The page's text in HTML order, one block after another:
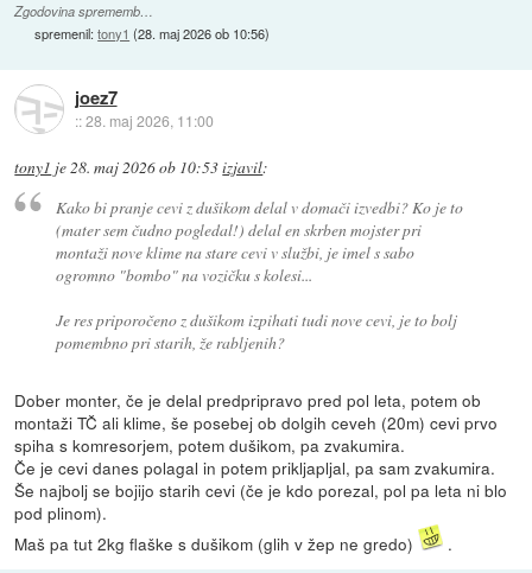
Zgodovina sprememb…
spremenil:tony1 (28. maj 2026 ob 10:56)
joez7
::28. maj 2026, 11:00
tony1 je28. maj 2026 ob 10:53izjavil:
Kako bi pranje cevi z dušikom delal v domači izvedbi? Ko je to
(mater sem čudno pogledal!) delal en skrben mojster pri
montaži nove klime na stare cevi v službi, je imel s sabo
ogromno "bombo" na vozičku s kolesi...
Je res priporočeno z dušikom izpihati tudi nove cevi, je to bolj
pomembno pri starih, že rabljenih?
Dober monter, če je delal predpripravo pred pol leta, potem ob
montaži TČ ali klime, še posebej ob dolgih ceveh (20m) cevi prvo
spiha s komresorjem, potem dušikom, pa zvakumira.
Če je cevi danes polagal in potem prikljapljal, pa sam zvakumira.
Še najbolj se bojijo starih cevi (če je kdo porezal, pol pa leta ni blo
pod plinom).
Maš pa tut 2kg flaške s dušikom (glih v žep ne gredo)
.